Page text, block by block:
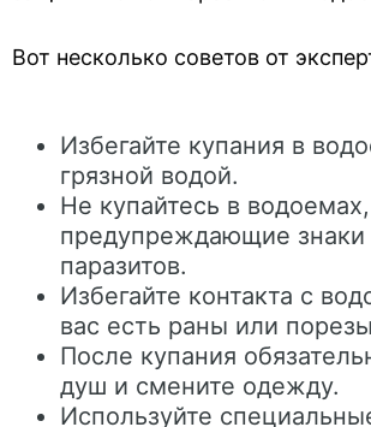
Вот несколько советов от
Избегайте купания в
грязной водой.
Не купайтесь в
предупреждающие знаки
паразитов.
Избегайте контакта с
вас есть раны или
После купания
душ и смените одежду.
Используйте